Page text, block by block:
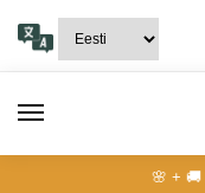
navigation
content
🌸 + 🚚